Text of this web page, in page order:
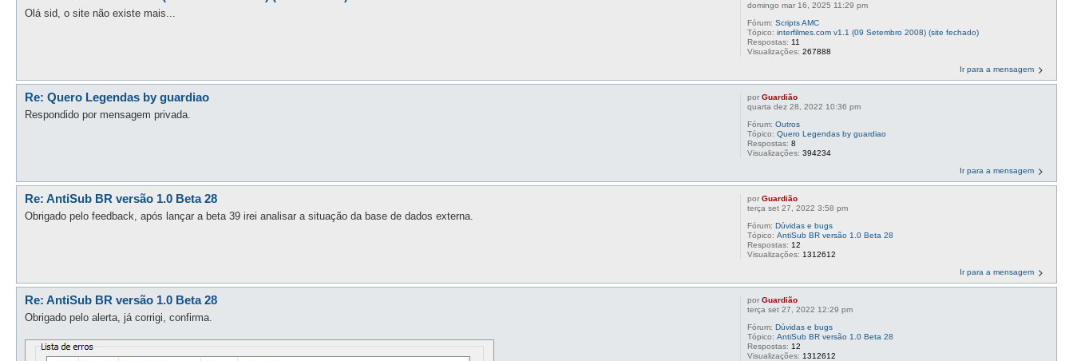
domingo mar 16, 2025 11:29 pm
Fórum:Scripts AMC
Tópico:interfilmes.com v1.1 (09 Setembro 2008) (site fechado)
Respostas: 11
Visualizações:267888
Olá sid, o site não existe mais...
Ir para a mensagem
porGuardião
quarta dez 28, 2022 10:36 pm
Fórum:Outros
Tópico:Quero Legendas by guardiao
Respostas:8
Visualizações:394234
Re: Quero Legendas by guardiao
Respondido por mensagem privada.
Ir para a mensagem
porGuardião
terça set 27, 2022 3:58 pm
Fórum:Dúvidas e bugs
Tópico:AntiSub BR versão 1.0 Beta 28
Respostas: 12
Visualizações: 1312612
Re: AntiSub BR versão 1.0 Beta 28
Obrigado pelo feedback, após lançar a beta 39 irei analisar a situação da base de dados externa.
Ir para a mensagem
porGuardião
terça set 27, 2022 12:29 pm
Fórum:Dúvidas e bugs
Tópico:AntiSub BR versão 1.0 Beta 28
Respostas: 12
Visualizações: 1312612
Re: AntiSub BR versão 1.0 Beta 28
Obrigado pelo alerta, já corrigi, confirma.